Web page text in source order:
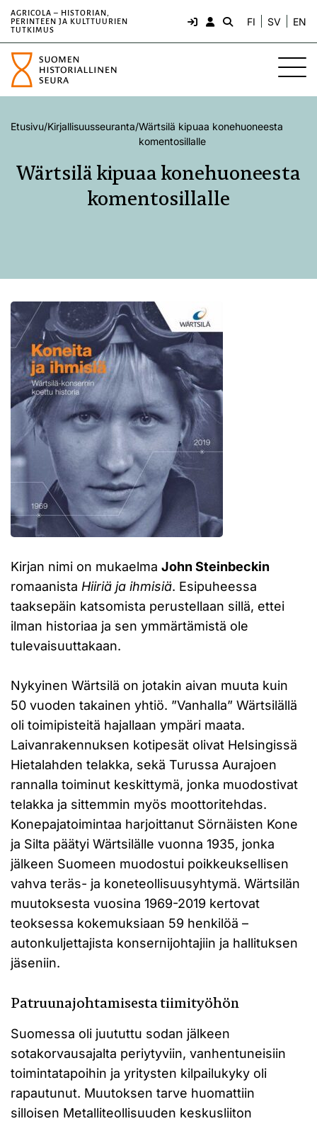
AGRICOLA – HISTORIAN,
PERINTEEN JA KULTTUURIEN
TUTKIMUS
FI SV EN
Etusivu/Kirjallisuusseuranta/Wärtsilä kipuaa konehuoneesta
komentosillalle
Wärtsilä kipuaa konehuoneesta
komentosillalle
Kirjan nimi on mukaelma John Steinbeckin
romaanista Hiiriä ja ihmisiä. Esipuheessa
taaksepäin katsomista perustellaan sillä, ettei
ilman historiaa ja sen ymmärtämistä ole
tulevaisuuttakaan.
Nykyinen Wärtsilä on jotakin aivan muuta kuin
50 vuoden takainen yhtiö. ”Vanhalla” Wärtsilällä
oli toimipisteitä hajallaan ympäri maata.
Laivanrakennuksen kotipesät olivat Helsingissä
Hietalahden telakka, sekä Turussa Aurajoen
rannalla toiminut keskittymä, jonka muodostivat
telakka ja sittemmin myös moottoritehdas.
Konepajatoimintaa harjoittanut Sörnäisten Kone
ja Silta päätyi Wärtsilälle vuonna 1935, jonka
jälkeen Suomeen muodostui poikkeuksellisen
vahva teräs- ja koneteollisuusyhtymä. Wärtsilän
muutoksesta vuosina 1969-2019 kertovat
teoksessa kokemuksiaan 59 henkilöä –
autonkuljettajista konsernijohtajiin ja hallituksen
jäseniin.
Patruunajohtamisesta tiimityöhön
Suomessa oli juututtu sodan jälkeen
sotakorvausajalta periytyviin, vanhentuneisiin
toimintatapoihin ja yritysten kilpailukyky oli
rapautunut. Muutoksen tarve huomattiin
silloisen Metalliteollisuuden keskusliiton